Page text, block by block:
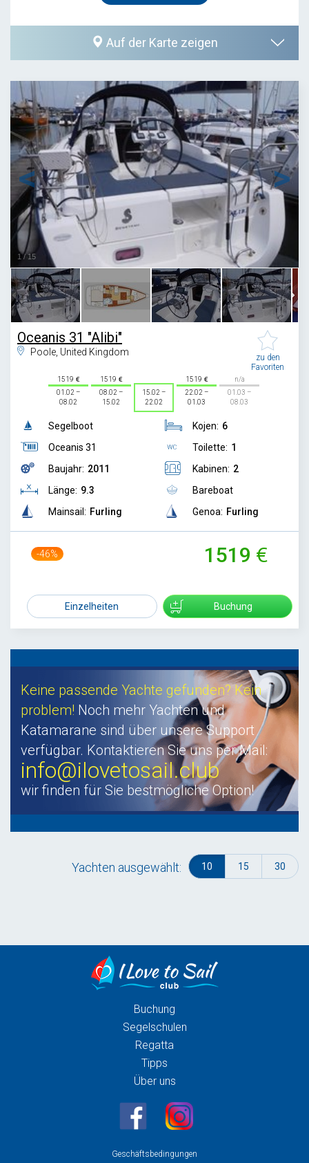
Auf der Karte zeigen
1/15
Oceanis 31 "Alibi"
Poole, United Kingdom
zu den
Favoriten
1519
01.02 –
08.02
1519
08.02 –
15.02
15.02 –
22.02
1519
22.02 –
01.03
n/a
01.03 –
08.03
Segelboot
Oceanis 31
Baujahr: 2011
Länge: 9.3
Mainsail: Furling
Kojen: 6
Toilette: 1
Kabinen: 2
Bareboat
Genoa: Furling
-46% 1519
Einzelheiten Buchung
Keine passende Yachte gefunden? Kein
problem! Noch mehr Yachten und
Katamarane sind über unsere Support
verfügbar. Kontaktieren Sie uns per Mail:
info@ilovetosail.club
wir finden für Sie bestmögliche Option!
Yachten ausgewählt: 10 15 30
Buchung
Segelschulen
Regatta
Tipps
Über uns
Geschäftsbedingungen